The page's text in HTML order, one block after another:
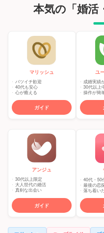
本気の「婚活
マリッシュ
バツイチ歓迎
40代も安心
心が癒える
ガイド
ユ
成婚実績
30代以上
操作が簡
アンジュ
30代以上限定
大人世代の婚活
真剣な出会い
ガイド
40代・50
最後の恋
落ち着い